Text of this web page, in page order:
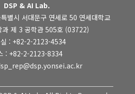
DSP & AI Lab.
별시 서대문구 연세로 50 연세대학교
과 제 3 공학관 505호 (03722)
실 : +82-2-2123-4534
: +82-2-2123-8334